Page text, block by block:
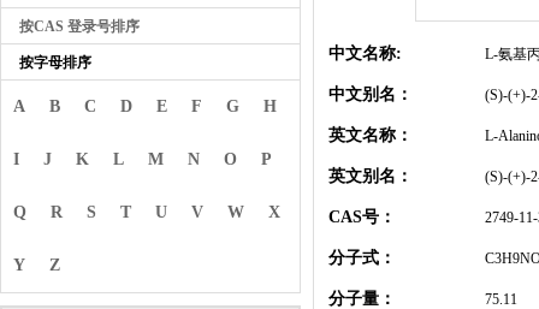
按CAS 登录号排序
按字母排序
A B C D E F G H
I J K L M N O P
Q R S T U V W X
Y Z
中文名称: L-氨基
中文别名： (S)-(+)-
英文名称： L-
英文别名： (S)-(+)-
CAS号： 2749-
分子式：
分子量： 75.11